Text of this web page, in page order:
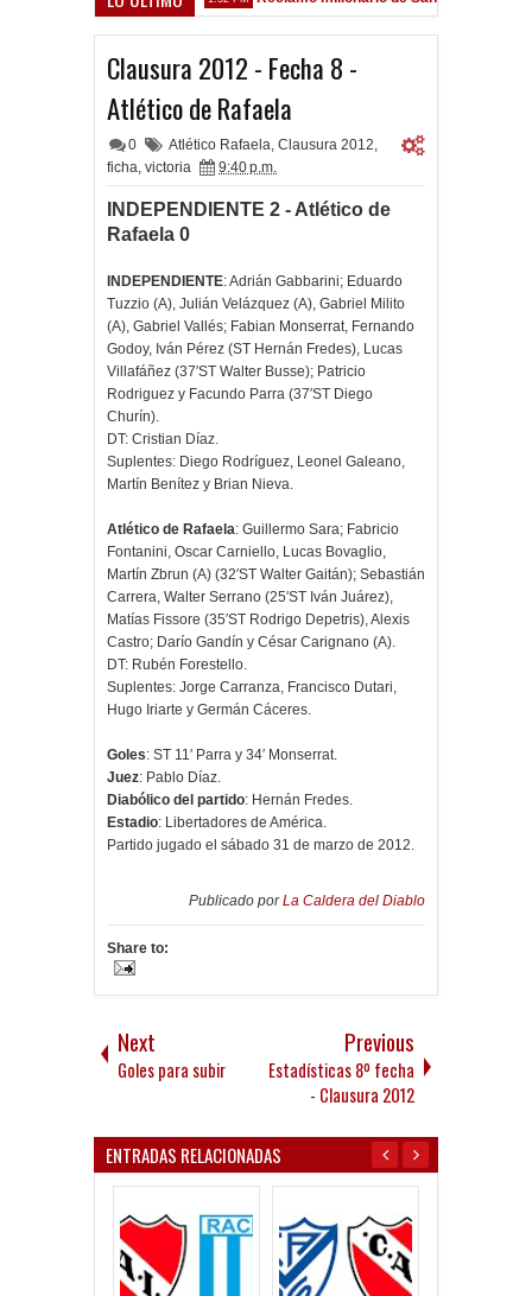
Clausura 2012 - Fecha 8 -
Atlético de Rafaela
0 Atlético Rafaela, Clausura 2012,
ficha, victoria 9:40 p.m.
INDEPENDIENTE 2 - Atlético de
Rafaela 0
INDEPENDIENTE: Adrián Gabbarini; Eduardo
Tuzzio (A), Julián Velázquez (A), Gabriel Milito
(A), Gabriel Vallés; Fabian Monserrat, Fernando
Godoy, Iván Pérez (ST Hernán Fredes), Lucas
Villafáñez (37′ST Walter Busse); Patricio
Rodriguez y Facundo Parra (37′ST Diego
Churín).
DT: Cristian Díaz.
Suplentes: Diego Rodríguez, Leonel Galeano,
Martín Benítez y Brian Nieva.
Atlético de Rafaela: Guillermo Sara; Fabricio
Fontanini, Oscar Carniello, Lucas Bovaglio,
Martín Zbrun (A) (32′ST Walter Gaitán); Sebastián
Carrera, Walter Serrano (25′ST Iván Juárez),
Matías Fissore (35′ST Rodrigo Depetris), Alexis
Castro; Darío Gandín y César Carignano (A).
DT: Rubén Forestello.
Suplentes: Jorge Carranza, Francisco Dutari,
Hugo Iriarte y Germán Cáceres.
Goles: ST 11′ Parra y 34′ Monserrat.
Juez: Pablo Díaz.
Diabólico del partido: Hernán Fredes.
Estadio: Libertadores de América.
Partido jugado el sábado 31 de marzo de 2012.
Publicado porLa Caldera del Diablo
Share to:
Next
Goles para subir
Previous
Estadísticas 8º fecha
- Clausura 2012
ENTRADAS RELACIONADAS